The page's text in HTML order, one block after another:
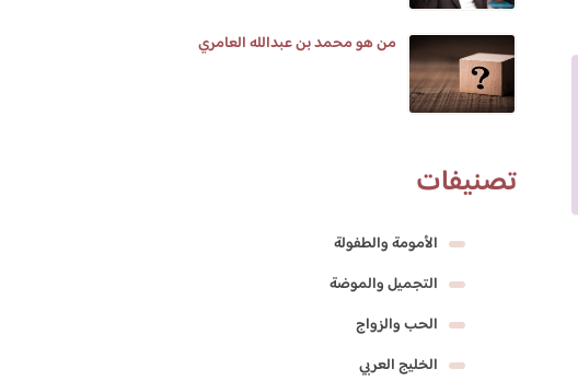
من هو محمد بن عبدالله العامري
تصنيفات
الأمومة والطفولة
التجميل والموضة
الحب والزواج
الخليج العربي